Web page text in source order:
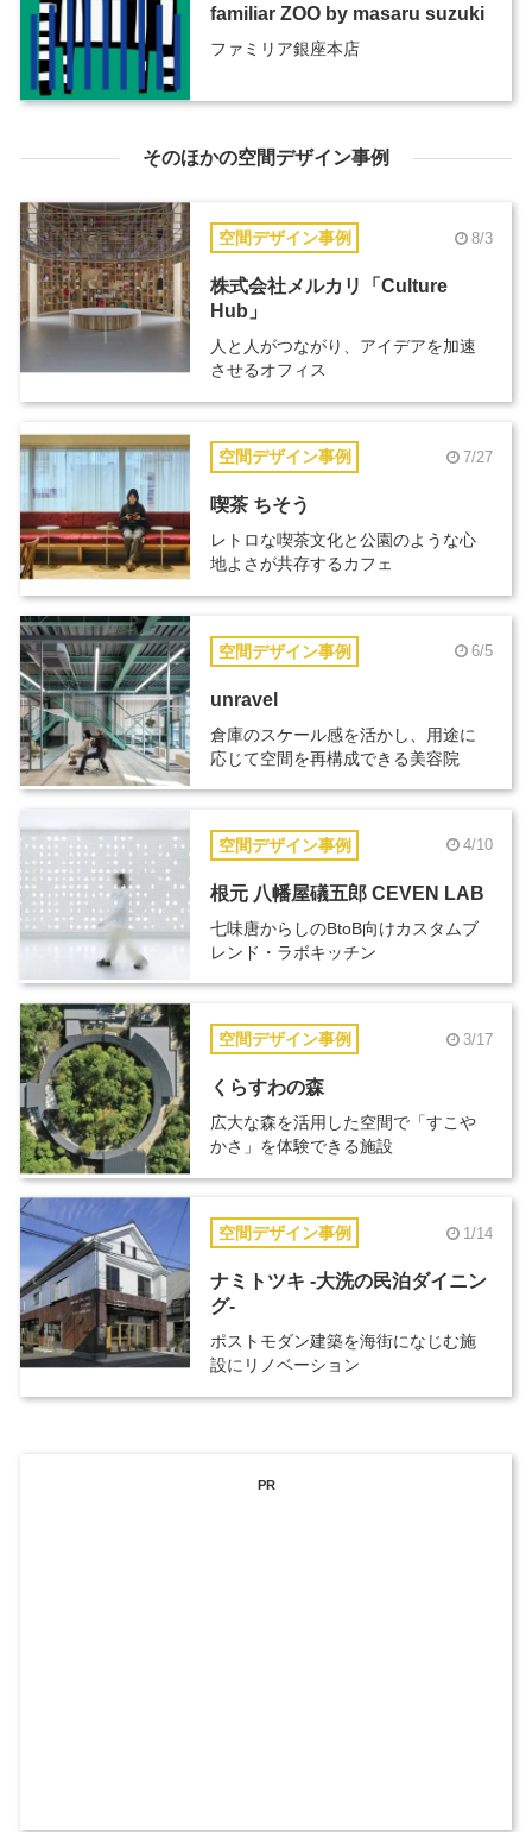
familiar ZOO by masaru suzuki
ファミリア銀座本店
そのほかの空間デザイン事例
空間デザイン事例 8/3
株式会社メルカリ「Culture
Hub」
人と人がつながり、アイデアを加速
させるオフィス
空間デザイン事例 7/27
喫茶 ちそう
レトロな喫茶文化と公園のような心
地よさが共存するカフェ
空間デザイン事例 6/5
unravel
倉庫のスケール感を活かし、用途に
応じて空間を再構成できる美容院
空間デザイン事例 4/10
根元 八幡屋礒五郎 CEVEN LAB
七味唐からしのBtoB向けカスタムブ
レンド・ラボキッチン
空間デザイン事例 3/17
くらすわの森
広大な森を活用した空間で「すこや
かさ」を体験できる施設
空間デザイン事例 1/14
ナミトツキ -大洗の民泊ダイニン
グ-
ポストモダン建築を海街になじむ施
設にリノベーション
PR